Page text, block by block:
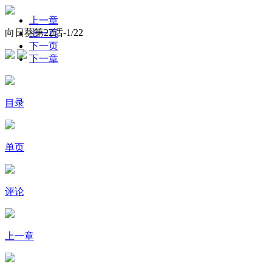
向日葵第22话-1/22
上一章
上一页
下一页
下一章
目录
单页
评论
上一章